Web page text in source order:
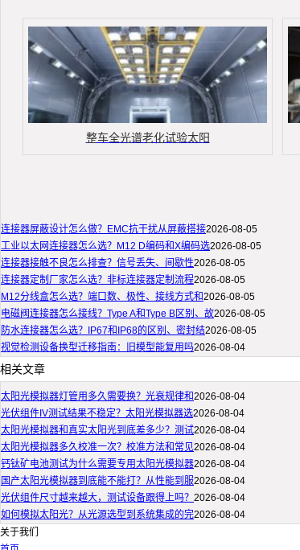
整车全光谱老化试验太阳
连接器屏蔽设计怎么做？EMC抗干扰从屏蔽搭接2026-08-05
工业以太网连接器怎么选？M12 D编码和X编码选2026-08-05
连接器接触不良怎么排查？信号丢失、间歇性2026-08-05
连接器定制厂家怎么选？非标连接器定制流程2026-08-05
M12分线盒怎么选？端口数、极性、接线方式和2026-08-05
电磁阀连接器怎么接线？Type A和Type B区别、故2026-08-05
防水连接器怎么选？IP67和IP68的区别、密封结2026-08-05
视觉检测设备换型迁移指南：旧模型能复用吗2026-08-04
相关文章
太阳光模拟器灯管用多久需要换？光衰规律和2026-08-04
光伏组件IV测试结果不稳定？太阳光模拟器选2026-08-04
太阳光模拟器和真实太阳光到底差多少？测试2026-08-04
太阳光模拟器多久校准一次？校准方法和常见2026-08-04
钙钛矿电池测试为什么需要专用太阳光模拟器2026-08-04
国产太阳光模拟器到底能不能打？从性能到服2026-08-04
光伏组件尺寸越来越大，测试设备跟得上吗？ 2026-08-04
如何模拟太阳光？从光源选型到系统集成的完2026-08-04
关于我们